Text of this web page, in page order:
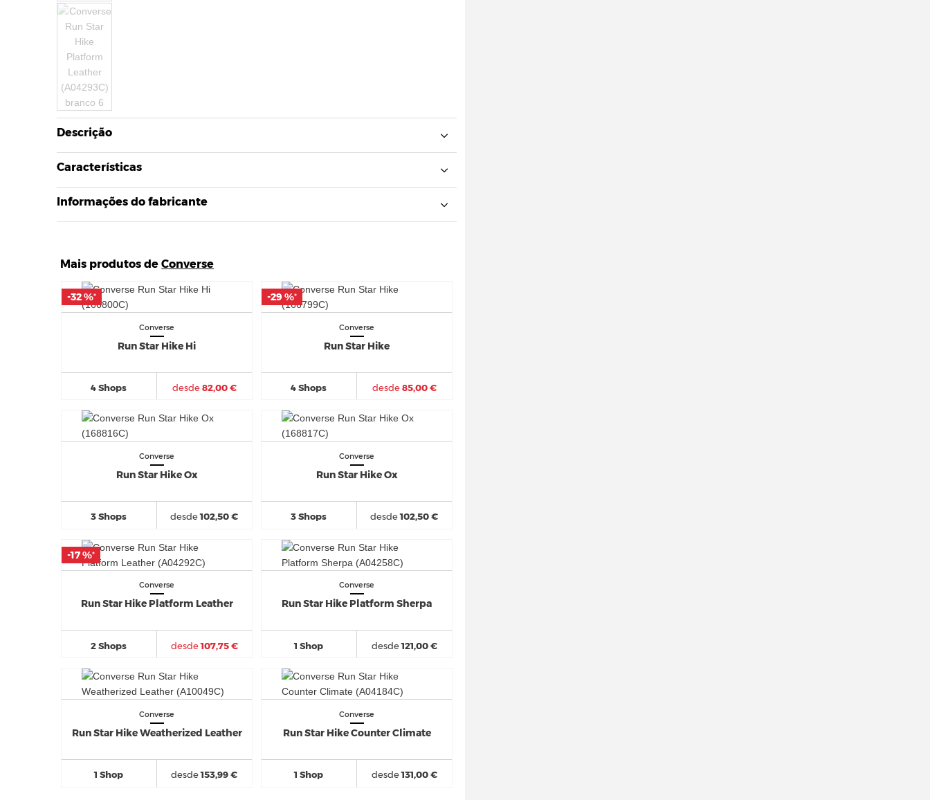
Descrição
Características
Informações do fabricante
Mais produtos deConverse
Converse
Run Star Hike Hi
4 Shops desde82,00 €
-32 %*
-32 %*
Converse
Run Star Hike
4 Shops desde85,00 €
-29 %*
-29 %*
Converse
Run Star Hike Ox
3 Shops desde102,50 €
Converse
Run Star Hike Ox
3 Shops desde102,50 €
Converse
Run Star Hike Platform Leather
2 Shops desde107,75 €
-17 %*
-17 %*
Converse
Run Star Hike Platform Sherpa
1 Shop desde121,00 €
Converse
Run Star Hike Weatherized Leather
1 Shop desde153,99 €
Converse
Run Star Hike Counter Climate
1 Shop desde131,00 €